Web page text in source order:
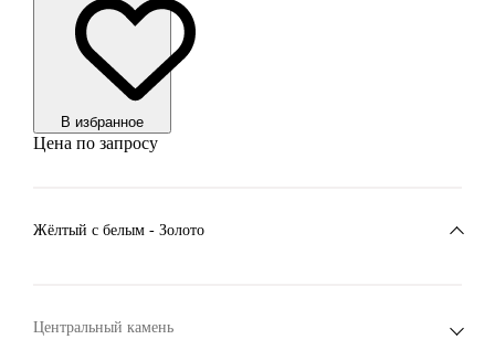
В избранноe
Цена по запросу
Жёлтый с белым - Золото
Центральный камень